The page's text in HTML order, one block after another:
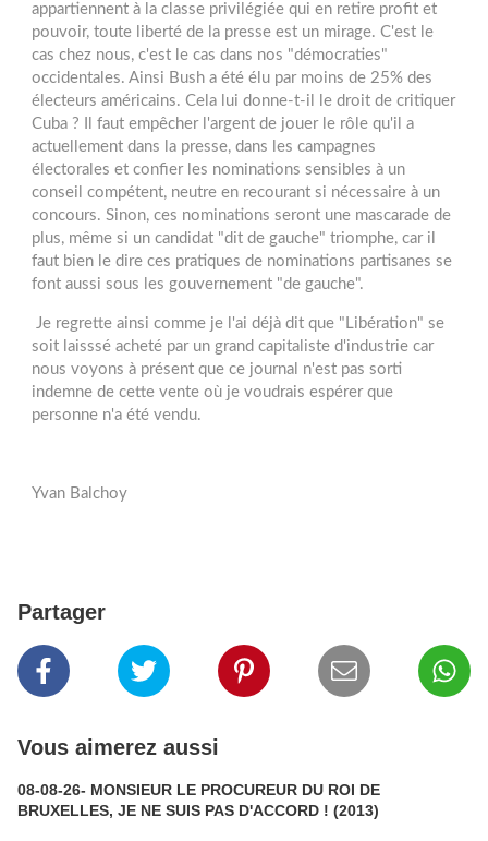
appartiennent à la classe privilégiée qui en retire profit et
pouvoir, toute liberté de la presse est un mirage. C'est le
cas chez nous, c'est le cas dans nos "démocraties"
occidentales. Ainsi Bush a été élu par moins de 25% des
électeurs américains. Cela lui donne-t-il le droit de critiquer
Cuba ? Il faut empêcher l'argent de jouer le rôle qu'il a
actuellement dans la presse, dans les campagnes
électorales et confier les nominations sensibles à un
conseil compétent, neutre en recourant si nécessaire à un
concours. Sinon, ces nominations seront une mascarade de
plus, même si un candidat "dit de gauche" triomphe, car il
faut bien le dire ces pratiques de nominations partisanes se
font aussi sous les gouvernement "de gauche".
Je regrette ainsi comme je l'ai déjà dit que "Libération" se
soit laisssé acheté par un grand capitaliste d'industrie car
nous voyons à présent que ce journal n'est pas sorti
indemne de cette vente où je voudrais espérer que
personne n'a été vendu.
Yvan Balchoy
Partager
Vous aimerez aussi
08-08-26- MONSIEUR LE PROCUREUR DU ROI DE
BRUXELLES, JE NE SUIS PAS D'ACCORD ! (2013)